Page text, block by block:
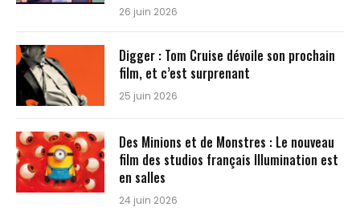
26 juin 2026
Digger : Tom Cruise dévoile son prochain
film, et c’est surprenant
25 juin 2026
Des Minions et de Monstres : Le nouveau
film des studios français Illumination est
en salles
24 juin 2026